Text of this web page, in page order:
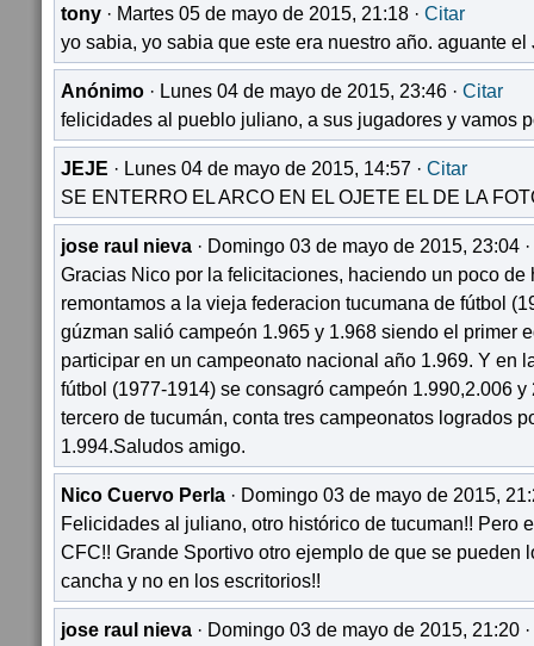
tony · Martes 05 de mayo de 2015, 21:18 · Citar
yo sabia, yo sabia que este era nuestro año. aguante el
Anónimo · Lunes 04 de mayo de 2015, 23:46 · Citar
felicidades al pueblo juliano, a sus jugadores y vamos
JEJE · Lunes 04 de mayo de 2015, 14:57 · Citar
SE ENTERRO EL ARCO EN EL OJETE EL DE LA
jose raul nieva · Domingo 03 de mayo de 2015, 23:04 ·
Gracias Nico por la felicitaciones, haciendo un poco de
remontamos a la vieja federacion tucumana de fútbol
gúzman salió campeón 1.965 y 1.968 siendo el primer
participar en un campeonato nacional año 1.969. Y en
fútbol (1977-1914) se consagró campeón 1.990,2.006 y
tercero de tucumán, conta tres campeonatos logrados
1.994.Saludos amigo.
Nico Cuervo Perla · Domingo 03 de mayo de 2015,
Felicidades al juliano, otro histórico de tucuman!! Pero
CFC!! Grande Sportivo otro ejemplo de que se pueden
cancha y no en los escritorios!!
jose raul nieva · Domingo 03 de mayo de 2015, 21:20 ·